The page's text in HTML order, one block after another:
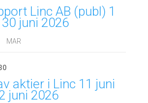
Linc AB (publ) 1
juni 2026
MAR
aktier i Linc 11 juni
juni 2026